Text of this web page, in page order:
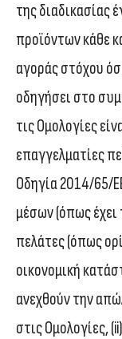
της διαδικασίας
προϊόντων κάθε
αγοράς στόχου
οδηγήσει στο
τις Ομολογίες
επαγγελματίες
Οδηγία 2014/65/
μέσων (όπως έχει
πελάτες (όπως
οικονομική
ανεχθούν την
στις Ομολογίες,